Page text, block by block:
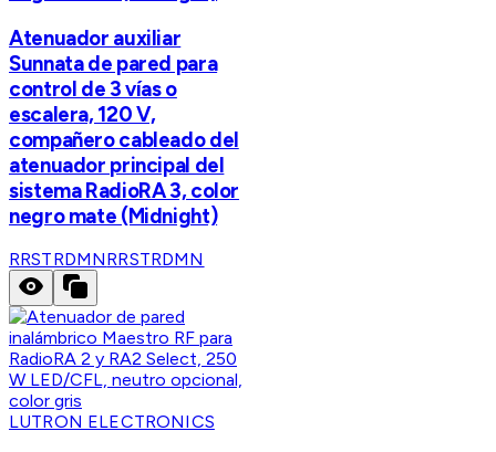
Atenuador auxiliar
Sunnata de pared para
control de 3 vías o
escalera, 120 V,
compañero cableado del
atenuador principal del
sistema RadioRA 3, color
negro mate (Midnight)
RRSTRDMNRRSTRDMN
LUTRON ELECTRONICS